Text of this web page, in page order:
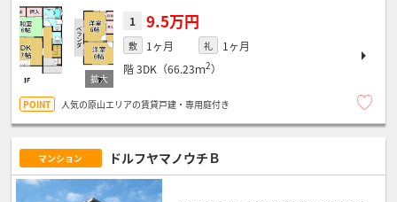
1 9.5万円
敷 1ヶ月 礼
1ヶ月
階3DK（66.23ｍ2）
人気の原山エリアの賃貸戸建・専用庭付き
マンション ドルフヤマノウチＢ